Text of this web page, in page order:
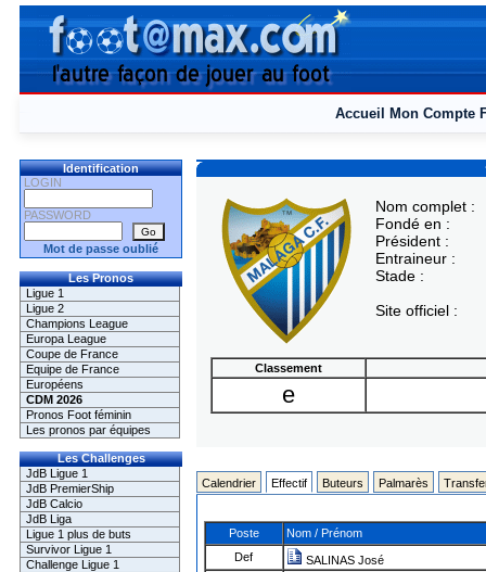
Accueil Mon Compte
Identification
LOGIN
PASSWORD
Mot de passe oublié
Les Pronos
Ligue 1
Ligue 2
Champions League
Europa League
Coupe de France
Equipe de France
Européens
CDM 2026
Pronos Foot féminin
Les pronos par équipes
Les Challenges
JdB Ligue 1
JdB PremierShip
JdB Calcio
JdB Liga
Ligue 1 plus de buts
Survivor Ligue 1
Challenge Ligue 1
Nom complet :
Fondé en :
Président :
Entraineur :
Stade :
Site officiel :
Classement
e
Calendrier Effectif Buteurs Palmarès
Poste
Nom / Prénom
Def
SALINAS José